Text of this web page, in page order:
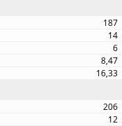
187
14
6
8,47
16,33
206
12